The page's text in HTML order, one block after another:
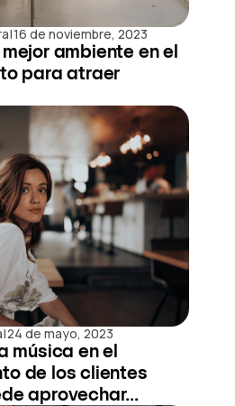
|16 de noviembre, 2023
ambiente en el
para atraer
|24 de mayo, 2023
música en el
de los clientes
aprovechar...